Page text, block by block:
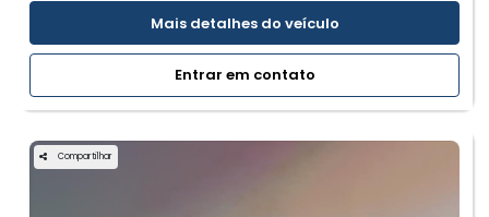
Mais detalhes do veículo
Entrar em contato
Compartilhar